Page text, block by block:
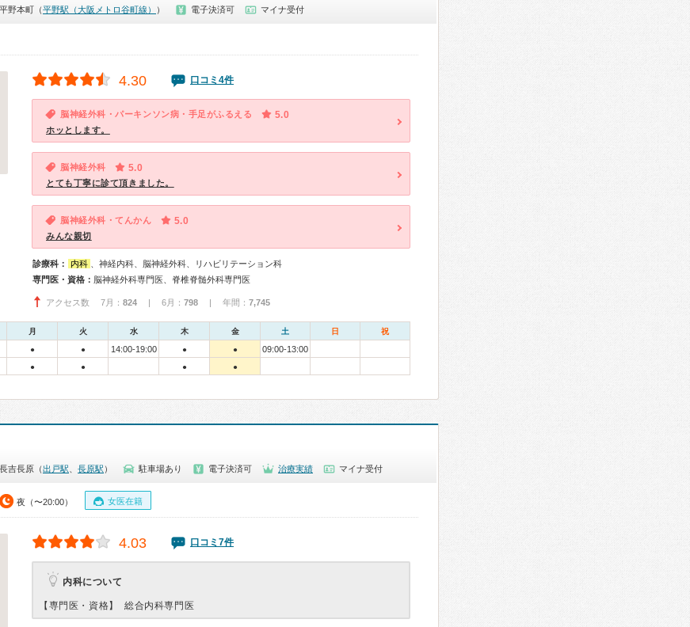
野本町（平野駅（大阪メトロ谷町線） ） 電子決済可 マイナ受付
4.30 口コミ4件
脳神経外科・パーキンソン病・手足がふるえる 5.0
ホッとします。
脳神経外科 5.0
とても丁寧に診て頂きました。
脳神経外科・てんかん 5.0
みんな親切
診療科： 内科
、神経内科、脳神経外科、リハビリテーション科
専門医・資格： 脳神経外科専門医、脊椎脊髄外科専門医
アクセス数 7月： 824 | 6月： 798 | 年間： 7,745
月 火 水 木 金 土 日 祝
● ● 14:00-19:00 ● ●
09:00-13:00
● ● ● ●
吉長原（出戸駅 長原駅 ） 駐車場あり 電子決済可 治療実績 マイナ受付
夜（〜20:00） 女医在籍
4.03 口コミ7件
内科について
【専門医・資格】 総合内科専門医